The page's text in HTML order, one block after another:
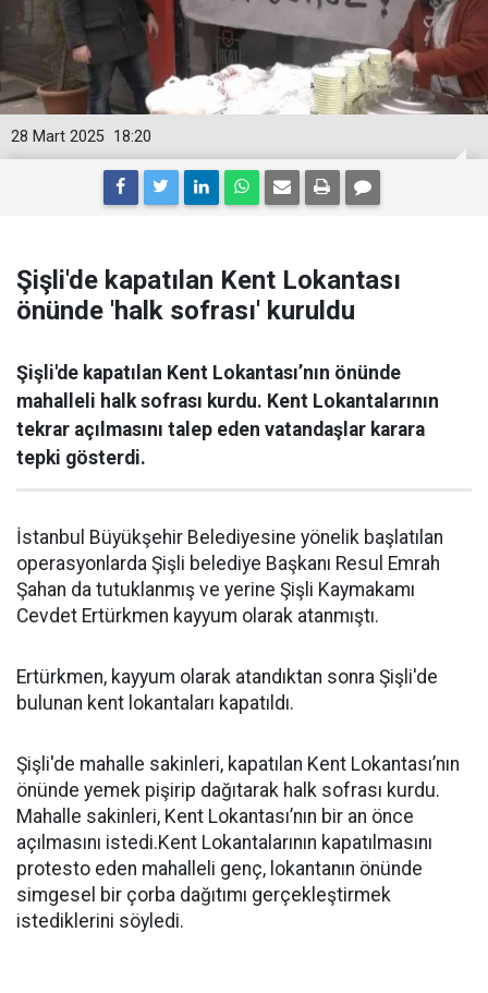
18:20
28 Mart 2025
Şişli'de kapatılan Kent Lokantası
önünde 'halk sofrası' kuruldu
Şişli'de kapatılan Kent Lokantası’nın önünde
mahalleli halk sofrası kurdu. Kent Lokantalarının
tekrar açılmasını talep eden vatandaşlar karara
tepki gösterdi.
İstanbul Büyükşehir Belediyesine yönelik başlatılan
operasyonlarda Şişli belediye Başkanı Resul Emrah
Şahan da tutuklanmış ve yerine Şişli Kaymakamı
Cevdet Ertürkmen kayyum olarak atanmıştı.
Ertürkmen, kayyum olarak atandıktan sonra Şişli'de
bulunan kent lokantaları kapatıldı.
Şişli'de mahalle sakinleri, kapatılan Kent Lokantası’nın
önünde yemek pişirip dağıtarak halk sofrası kurdu.
Mahalle sakinleri, Kent Lokantası’nın bir an önce
açılmasını istedi.Kent Lokantalarının kapatılmasını
protesto eden mahalleli genç, lokantanın önünde
simgesel bir çorba dağıtımı gerçekleştirmek
istediklerini söyledi.